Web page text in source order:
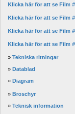
Klicka här för att se Film
Klicka här för att se Film
Klicka här för att se Film
Klicka här för att se Film
» Tekniska ritningar
» Datablad
» Diagram
» Broschyr
» Teknisk information